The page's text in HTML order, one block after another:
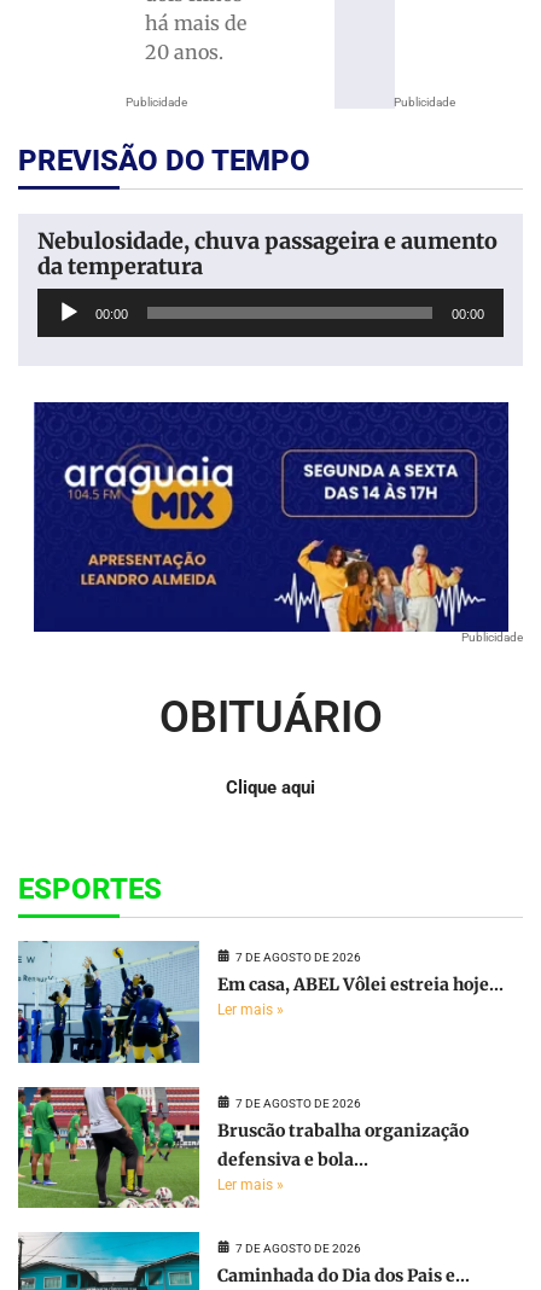
Publicidade
há mais de
20 anos.
Publicidade
PREVISÃO DO TEMPO
Nebulosidade, chuva passageira e aumento
da temperatura
Tocador
00:00 00:00
Publicidade
OBITUÁRIO
Clique aqui
ESPORTES
7 DE AGOSTO DE 2026
Em casa, ABEL Vôlei estreia hoje...
Ler mais »
7 DE AGOSTO DE 2026
Bruscão trabalha organização
defensiva e bola...
Ler mais »
7 DE AGOSTO DE 2026
Caminhada do Dia dos Pais e...